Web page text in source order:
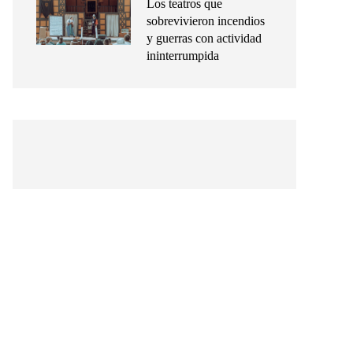
Los teatros que
sobrevivieron incendios
y guerras con actividad
ininterrumpida